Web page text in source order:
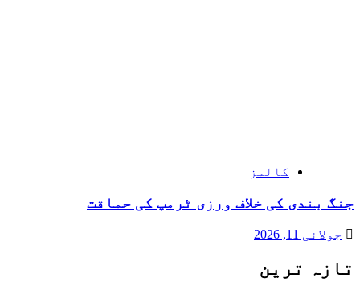
کالمز
جنگ بندی کی خلاف ورزی ٹرمپ کی حماقت
جولائی 11, 2026
تازہ ترین